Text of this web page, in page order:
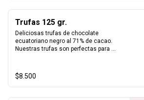
Trufas 125 gr.
Deliciosas trufas de chocolate
ecuatoriano negro al 71% de cacao.
Nuestras trufas son perfectas para
la crema al cognac.   ¿sabías qué?
Puedes pedir nuestras trufas en
formato "Bombón" para eventos o
matrimonios.
$8.500